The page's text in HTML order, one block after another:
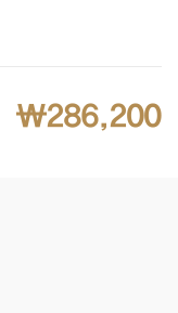
₩286,200